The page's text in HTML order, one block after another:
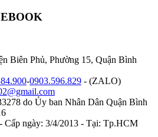
Biên Phủ, Phường 15, Quận Bình
-0903.596.829 - (ZALO)
do Ủy ban Nhân Dân Quận Bình
Cấp ngày: 3/4/2013 - Tại: Tp.HCM